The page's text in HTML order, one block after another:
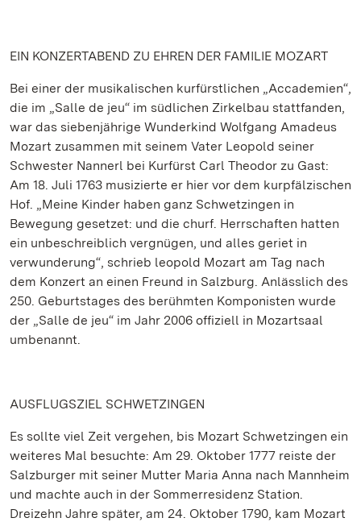
EIN KONZERTABEND ZU EHREN DER FAMILIE MOZART
Bei einer der musikalischen kurfürstlichen „Accademien“,
die im „Salle de jeu“ im südlichen Zirkelbau stattfanden,
war das siebenjährige Wunderkind Wolfgang Amadeus
Mozart zusammen mit seinem Vater Leopold seiner
Schwester Nannerl bei Kurfürst Carl Theodor zu Gast:
Am 18. Juli 1763 musizierte er hier vor dem kurpfälzischen
Hof. „Meine Kinder haben ganz Schwetzingen in
Bewegung gesetzet: und die churf. Herrschaften hatten
ein unbeschreiblich vergnügen, und alles geriet in
verwunderung“, schrieb leopold Mozart am Tag nach
dem Konzert an einen Freund in Salzburg. Anlässlich des
250. Geburtstages des berühmten Komponisten wurde
der „Salle de jeu“ im Jahr 2006 offiziell in Mozartsaal
umbenannt.
AUSFLUGSZIEL SCHWETZINGEN
Es sollte viel Zeit vergehen, bis Mozart Schwetzingen ein
weiteres Mal besuchte: Am 29. Oktober 1777 reiste der
Salzburger mit seiner Mutter Maria Anna nach Mannheim
und machte auch in der Sommerresidenz Station.
Dreizehn Jahre später, am 24. Oktober 1790, kam Mozart